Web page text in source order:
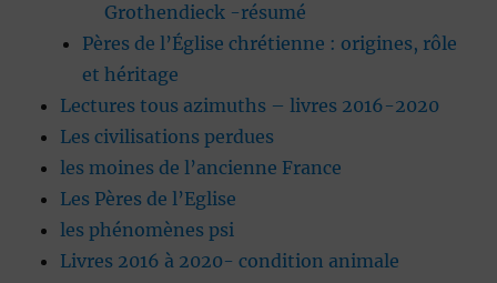
Grothendieck -résumé
Pères de l’Église chrétienne : origines, rôle
et héritage
Lectures tous azimuths – livres 2016-2020
Les civilisations perdues
les moines de l’ancienne France
Les Pères de l’Eglise
les phénomènes psi
Livres 2016 à 2020- condition animale